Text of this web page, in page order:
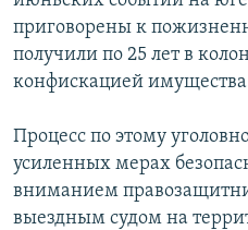
приговорены к
получили по 25 лет в
конфискацией
Процесс по этому
усиленных мерах
вниманием
выездным судом на